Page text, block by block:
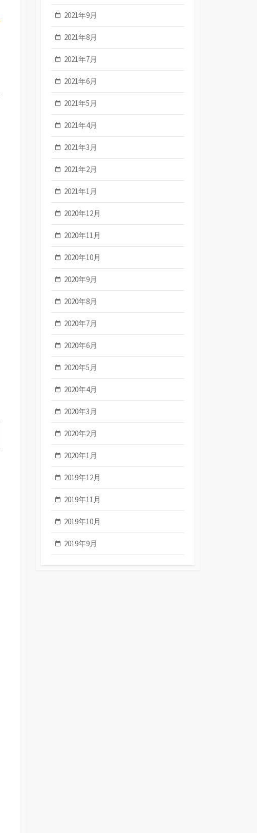
2021年9月
2021年8月
2021年7月
2021年6月
2021年5月
2021年4月
2021年3月
2021年2月
2021年1月
2020年12月
2020年11月
2020年10月
2020年9月
2020年8月
2020年7月
2020年6月
2020年5月
2020年4月
2020年3月
2020年2月
2020年1月
2019年12月
2019年11月
2019年10月
2019年9月